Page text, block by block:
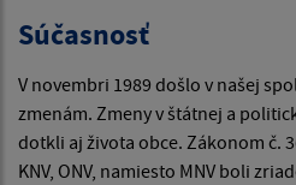
Súčasnosť
V novembri 1989 došlo v našej
zmenám. Zmeny v štátnej a
dotkli aj života obce. Zákonom č.
KNV, ONV, namiesto MNV boli